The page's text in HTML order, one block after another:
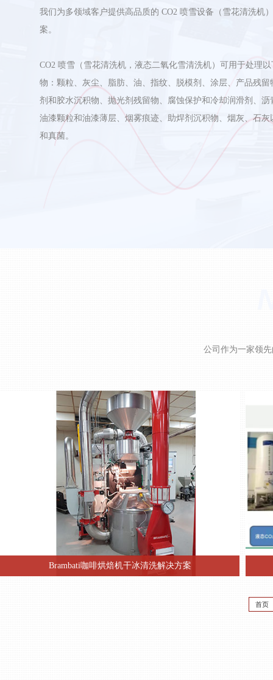
公司作为一家领
Brambati咖啡烘焙机干冰清洗解决方案
首页
我们为多领域客户提供高品质的 CO2 喷雪设备（雪花清洗机
案。
CO2 喷雪（雪花清洗机，液态二氧化雪清洗机）可用于处理以
物：颗粒、灰尘、脂肪、油、指纹、脱模剂、涂层、产品残留
剂和胶水沉积物、抛光剂残留物、腐蚀保护和冷却润滑剂、沥
油漆颗粒和油漆薄层、烟雾痕迹、助焊剂沉积物、烟灰、石灰
和真菌。